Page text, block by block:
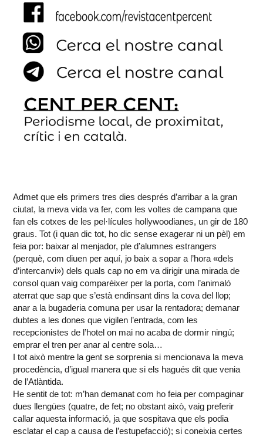
Admet que els primers tres dies després d’arribar a la gran
ciutat, la meva vida va fer, com les voltes de campana que
fan els cotxes de les pel·lícules hollywoodianes, un gir de 180
graus. Tot (i quan dic tot, ho dic sense exagerar ni un pèl) em
feia por: baixar al menjador, ple d’alumnes estrangers
(perquè, com diuen per aquí, jo baix a sopar a l’hora «dels
d’intercanvi») dels quals cap no em va dirigir una mirada de
consol quan vaig comparèixer per la porta, com l’animaló
aterrat que sap que s’està endinsant dins la cova del llop;
anar a la bugaderia comuna per usar la rentadora; demanar
dubtes a les dones que vigilen l’entrada, com les
recepcionistes de l’hotel on mai no acaba de dormir ningú;
emprar el tren per anar al centre sola…
I tot això mentre la gent se sorprenia si mencionava la meva
procedència, d’igual manera que si els hagués dit que venia
de l’Atlàntida.
He sentit de tot: m’han demanat com ho feia per compaginar
dues llengües (quatre, de fet; no obstant això, vaig preferir
callar aquesta informació, ja que sospitava que els podia
esclatar el cap a causa de l’estupefacció); si coneixia certes